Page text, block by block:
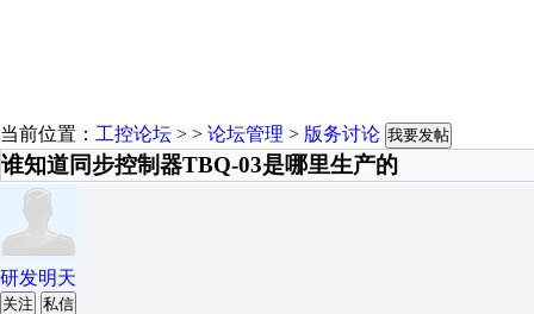
当前位置： 工控论坛 > > 论坛管理 > 版务讨论 我要发帖
谁知道同步控制器TBQ-03是哪里生产的
研发明天
关注 私信